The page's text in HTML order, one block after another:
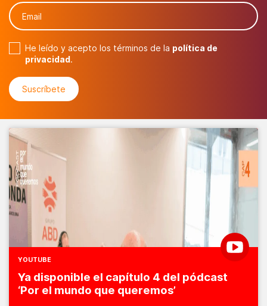
He leído y acepto los términos de la política de
privacidad .
YOUTUBE
Ya disponible el capítulo 4 del pódcast
‘Por el mundo que queremos’